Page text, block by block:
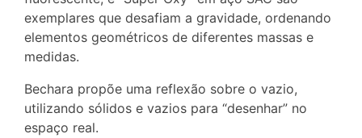
exemplares que desafiam a gravidade, ordenando
elementos geométricos de diferentes massas e
medidas.
Bechara propõe uma reflexão sobre o vazio,
utilizando sólidos e vazios para “desenhar” no
espaço real.